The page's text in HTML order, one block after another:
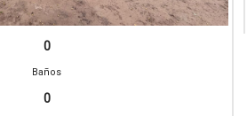
0
Baños
0